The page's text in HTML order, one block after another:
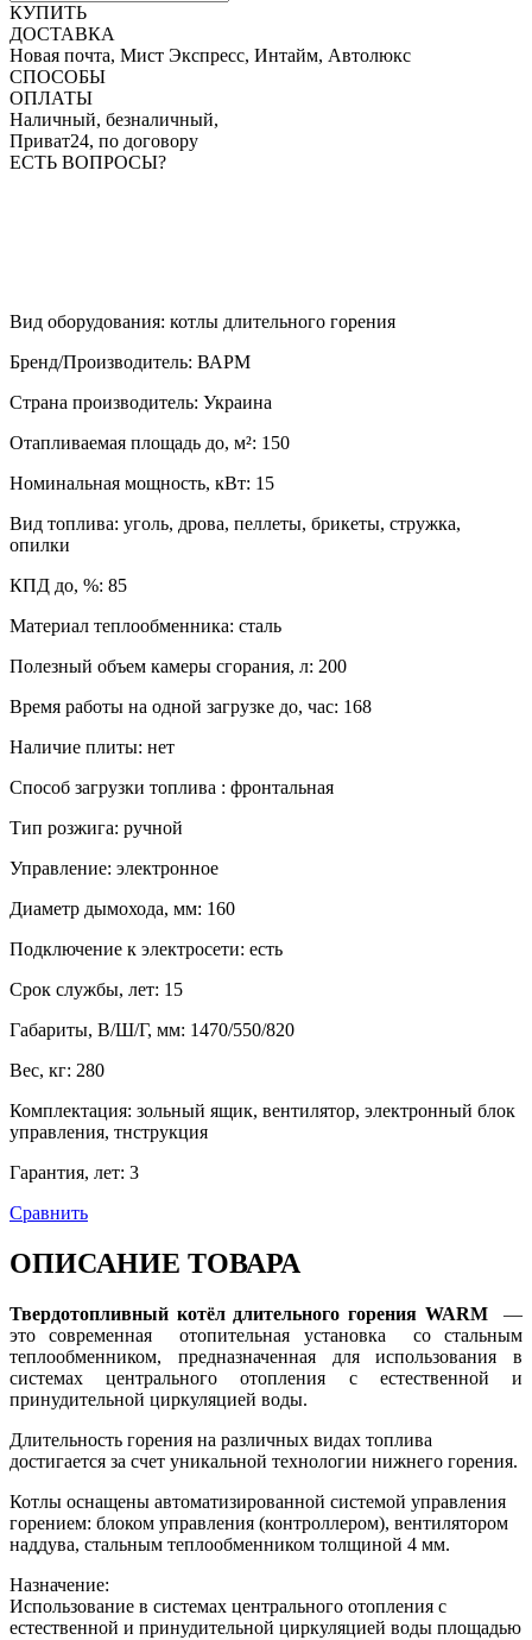
КУПИТЬ
ДОСТАВКА
Новая почта, Мист Экспресс, Интайм, Автолюкс
СПОСОБЫ
ОПЛАТЫ
Наличный, безналичный,
Приват24, по договору
ЕСТЬ ВОПРОСЫ?
Вид оборудования: котлы длительного горения
Бренд/Производитель: ВАРМ
Страна производитель: Украина
Отапливаемая площадь до, м²: 150
Номинальная мощность, кВт: 15
Вид топлива: уголь, дрова, пеллеты, брикеты, стружка,
опилки
КПД до, %: 85
Материал теплообменника: сталь
Полезный объем камеры сгорания, л: 200
Время работы на одной загрузке до, час: 168
Наличие плиты: нет
Способ загрузки топлива : фронтальная
Тип розжига: ручной
Управление: электронное
Диаметр дымохода, мм: 160
Подключение к электросети: есть
Срок службы, лет: 15
Габариты, В/Ш/Г, мм: 1470/550/820
Вес, кг: 280
Комплектация: зольный ящик, вентилятор, электронный блок
управления, тнструкция
Гарантия, лет: 3
Сравнить
ОПИСАНИЕ ТОВАРА
Твердотопливный котёл длительного горения WARM—
это современная отопительная установка со стальным
теплообменником, предназначенная для использования в
системах центрального отопления с естественной и
принудительной циркуляцией воды.
Длительность горения на различных видах топлива
достигается за счет уникальной технологии нижнего горения.
Котлы оснащены автоматизированной системой управления
горением: блоком управления (контроллером), вентилятором
наддува, стальным теплообменником толщиной 4 мм.
Назначение:
Использование в системах центрального отопления с
естественной и принудительной циркуляцией воды площадью